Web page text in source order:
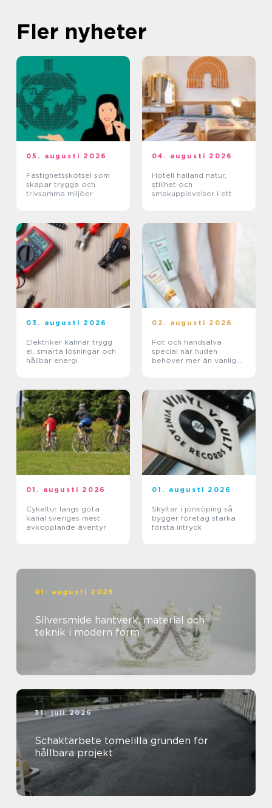
Fler nyheter
05. augusti 2026
Fastighetsskötsel som
skapar trygga och
trivsamma miljöer
04. augusti 2026
Hotell halland natur,
stillhet och
smakupplevelser i ett
03. augusti 2026
Elektriker kalmar trygg
el, smarta lösningar och
hållbar energi
02. augusti 2026
Fot och handsalva
special när huden
behöver mer än vanlig
01. augusti 2026
Cykeltur längs göta
kanal sveriges mest
avkopplande äventyr
01. augusti 2026
Skyltar i jönköping så
bygger företag starka
första intryck
01. augusti 2026
Silversmide hantverk, material och
teknik i modern form
31. juli 2026
Schaktarbete tomelilla grunden för
hållbara projekt